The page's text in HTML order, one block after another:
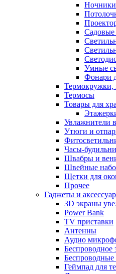
Ночники
Садовые
Умные
Фонари
Термокружки,
Термосы
Товары для
Увлажнители
Утюги и
Часы-
Швабры и
Швейные
Щетки для
Прочее
Гаджеты и
3D экраны
Power Bank
TV приставки
Антенны
Аудио
Беспроводное
Геймпад для